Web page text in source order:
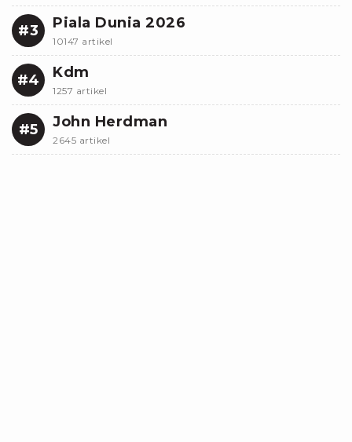
#3 Piala Dunia 2026
10147 artikel
#4 Kdm
1257 artikel
#5 John Herdman
2645 artikel